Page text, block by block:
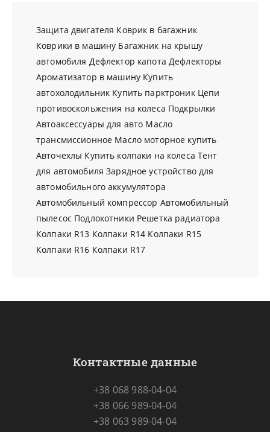
Защита двигателя Коврик в багажник
Коврики в машину Багажник на крышу
автомобиля Дефлектор капота Дефлекторы
Ароматизатор в машину Купить
автохолодильник Купить парктроник Цепи
противоскольжения на колеса Подкрылки
Автоаксессуары для авто Масло
трансмиссионное Масло моторное купить
Авточехлы Купить колпаки на колеса Тент
для автомобиля Зарядное устройство для
автомобильного аккумулятора
Автомобильный компрессор Автомобильный
пылесос Подлокотники Решетка радиатора
Колпаки R13 Колпаки R14 Колпаки R15
Колпаки R16 Колпаки R17
Контактные данные
+38 068 988-04-04
+38 066 989-04-04
+38 063 989-04-04